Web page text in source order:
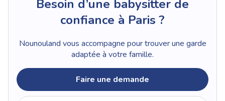
Besoin d’une babysitter de
confiance à Paris ?
Nounouland vous accompagne pour trouver une garde
adaptée à votre famille.
Faire une demande